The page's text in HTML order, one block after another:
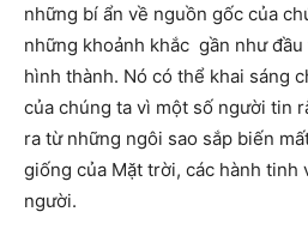
những bí ẩn về nguồn gốc của
những khoảnh khắc gần như
hình thành. Nó có thể khai sáng
của chúng ta vì một số người tin
ra từ những ngôi sao sắp biến
giống của Mặt trời, các hành tinh
người.